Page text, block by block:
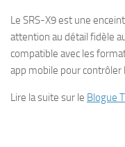
Le SRS-X9 est une
attention au détail fidèle
compatible avec les
app mobile pour contrôler
Lire la suite sur le Blogue